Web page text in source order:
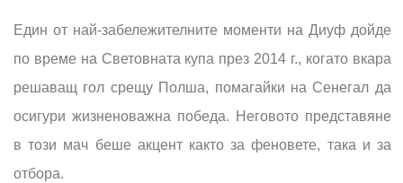
Един от най-забележителните моменти на Диуф дойде
по време на Световната купа през 2014 г., когато вкара
решаващ гол срещу Полша, помагайки на Сенегал да
осигури жизненоважна победа. Неговото представяне
в този мач беше акцент както за феновете, така и за
отбора.